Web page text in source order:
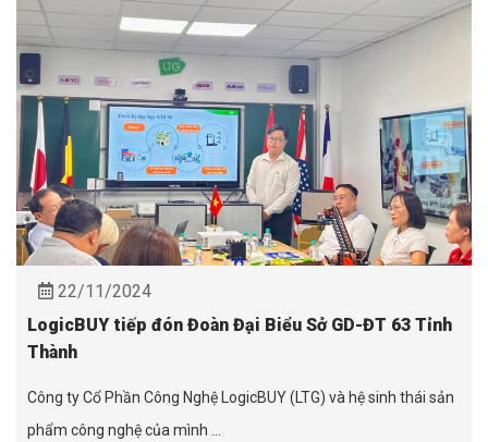
22/11/2024
LogicBUY tiếp đón Đoàn Đại Biểu Sở GD-ĐT 63 Tỉnh
Thành
Công ty Cổ Phần Công Nghệ LogicBUY (LTG) và hệ sinh thái sản
phẩm công nghệ của mình ...